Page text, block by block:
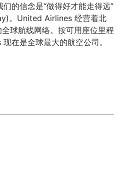
的信念是“做得好才能走得远”
。United Airlines 经营着北
球航线网络。按可用座位里程
在是全球最大的航空公司。